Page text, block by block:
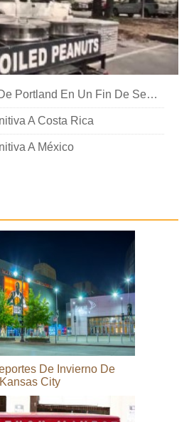
La Guía Definitiva De Portland En Un Fin De Semana
A Costa Rica
A México
De Invierno De
Kansas City